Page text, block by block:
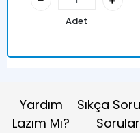
Adet
Yardım
Lazım Mı?
Sıkça
Sorular